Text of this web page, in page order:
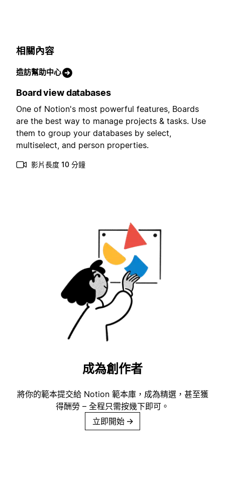
相關內容
造訪幫助中心
Board view databases
One of Notion's most powerful features, Boards
are the best way to manage projects & tasks. Use
them to group your databases by select,
multiselect, and person properties.
影片長度 10 分鐘
成為創作者
將你的範本提交給 Notion 範本庫，成為精選，甚至獲
得酬勞 – 全程只需按幾下即可。
立即開始 →